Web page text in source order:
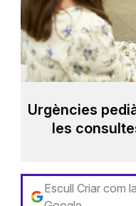
Urgències
les
Escull Criar com